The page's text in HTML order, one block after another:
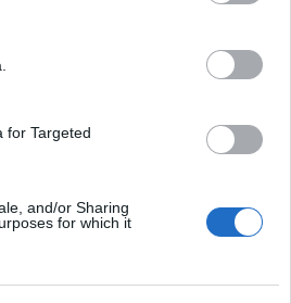
for Targeted
and/or Sharing
for which it